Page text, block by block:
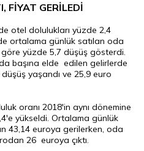
FİYAT GERİLEDİ
otel dolulukları yüzde 2,4
ortalama günlük satılan oda
yüzde 5,7 düşüş gösterdi.
başına elde edilen gelirlerde
yaşandı ve 25,9 euro
oranı 2018'in aynı dönemine
yükseldi. Ortalama günlük
43,14 euroya gerilerken, oda
26 euroya çıktı.